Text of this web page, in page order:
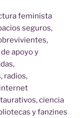
feminista
seguros,
apoyo y
radios,
ciencia
y fanzines